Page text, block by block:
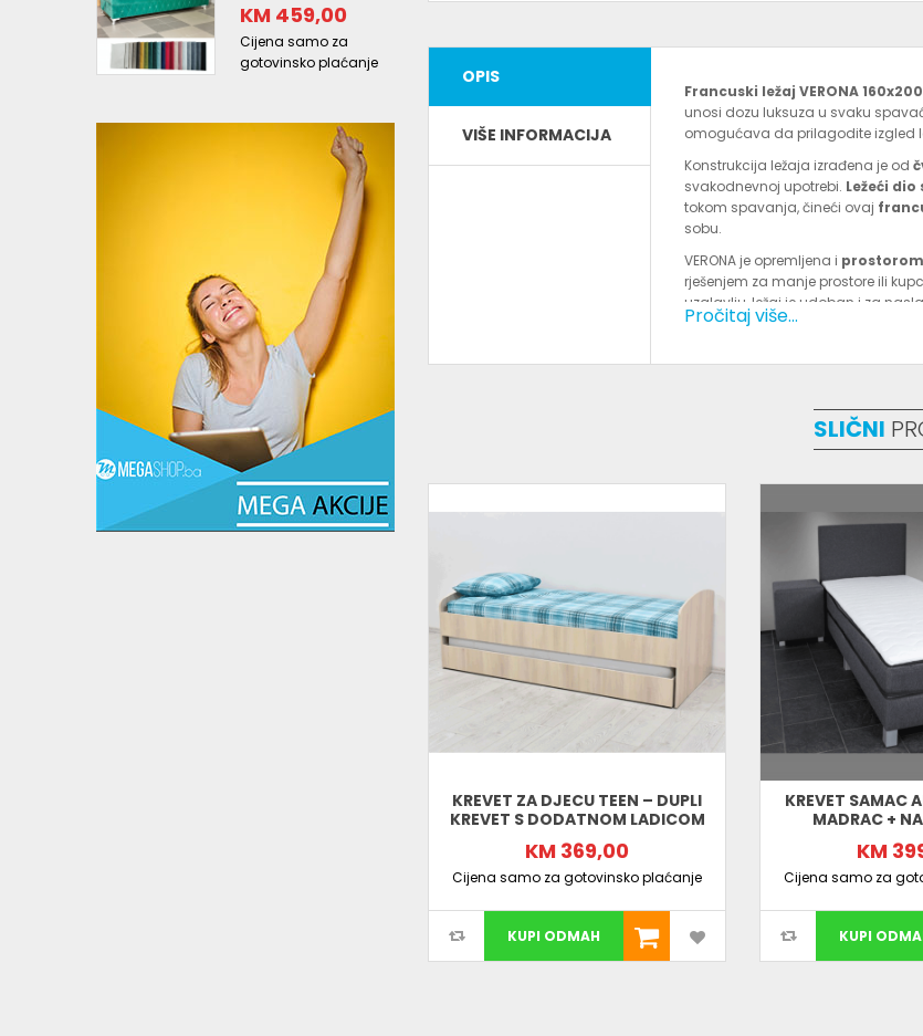
OPIS
VIŠE INFORMACIJA
Francuski ležaj VERONA 160x200
unosi dozu luksuza u svaku
omogućava da prilagodite izgled
Konstrukcija ležaja izrađena je od
svakodnevnoj upotrebi. Ležeći
tokom spavanja, čineći ovaj
sobu.
VERONA je opremljena i
rješenjem za manje prostore ili
uzglavlju, ležaj je udoban i za
drvo
opruge za dodatnu
Visina uzglavlja:cca 97 cm
Prednosti francuskog kreveta
Luksuzan izgled zahvaljujući
Praktičan prostor za odlaganje
Ležeći dio s oprugama za veću
Čvrsta drvena konstrukcija za
Odličan omjer cijene, dizajna i
francuski ležaj
dizajn,
krevet za spavanje
Pročitaj više...
SLIČNI
KREVET ZA DJECU TEEN – DUPLI
KREVET S DODATNOM LADICOM
KM 369,00
Cijena samo za gotovinsko plaćanje
KUPI ODMAH
KREVET SAMAC
MADRAC +
KM
Cijena samo za
KUPI
KM 459,00
Cijena samo za
gotovinsko plaćanje